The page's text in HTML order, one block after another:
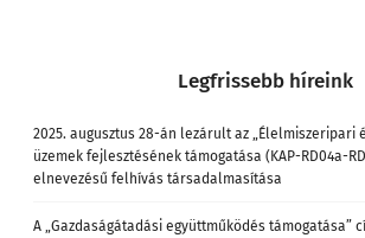
Legfrissebb híreink
2025. augusztus 28-án lezárult az „Élelmiszeripari
üzemek fejlesztésének támogatása (KAP-RD04a-
elnevezésű felhívás társadalmasítása
A „Gazdaságátadási együttműködés támogatása”